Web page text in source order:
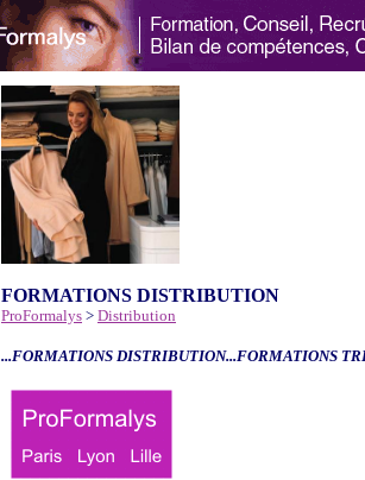
FORMATIONS DISTRIBUTION
ProFormalys > Distribution
...FORMATIONS DISTRIBUTION...FORMATIONS